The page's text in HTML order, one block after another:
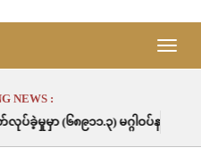
Toggle
NEWS :
ဂ္ဂါဝပ်နာရီဖြစ်ပါသည်။